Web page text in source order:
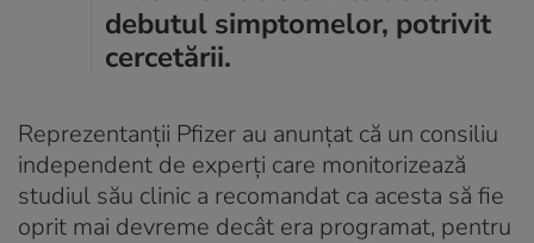
debutul simptomelor, potrivit
cercetării.
Reprezentanții Pfizer au anunțat că un consiliu
independent de experți care monitorizează
studiul său clinic a recomandat ca acesta să fie
oprit mai devreme decât era programat, pentru